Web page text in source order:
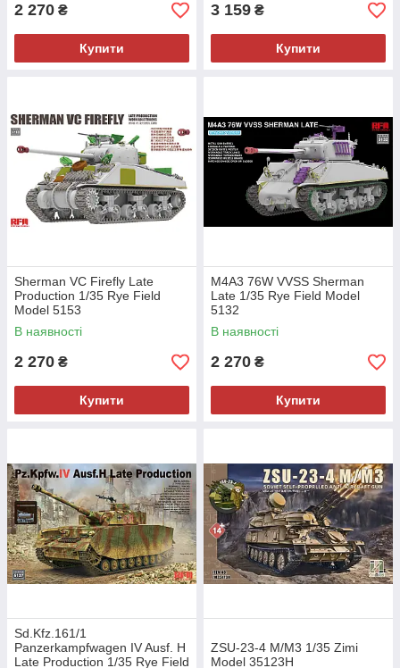
2 270 ₴
Купити
3 159 ₴
Купити
Sherman VC Firefly Late
Production 1/35 Rye Field
Model 5153
В наявності
2 270 ₴
Купити
M4A3 76W VVSS Sherman
Late 1/35 Rye Field Model
5132
В наявності
2 270 ₴
Купити
Sd.Kfz.161/1
Panzerkampfwagen IV Ausf. H
Late Production 1/35 Rye Field
ZSU-23-4 M/M3 1/35 Zimi
Model 35123H